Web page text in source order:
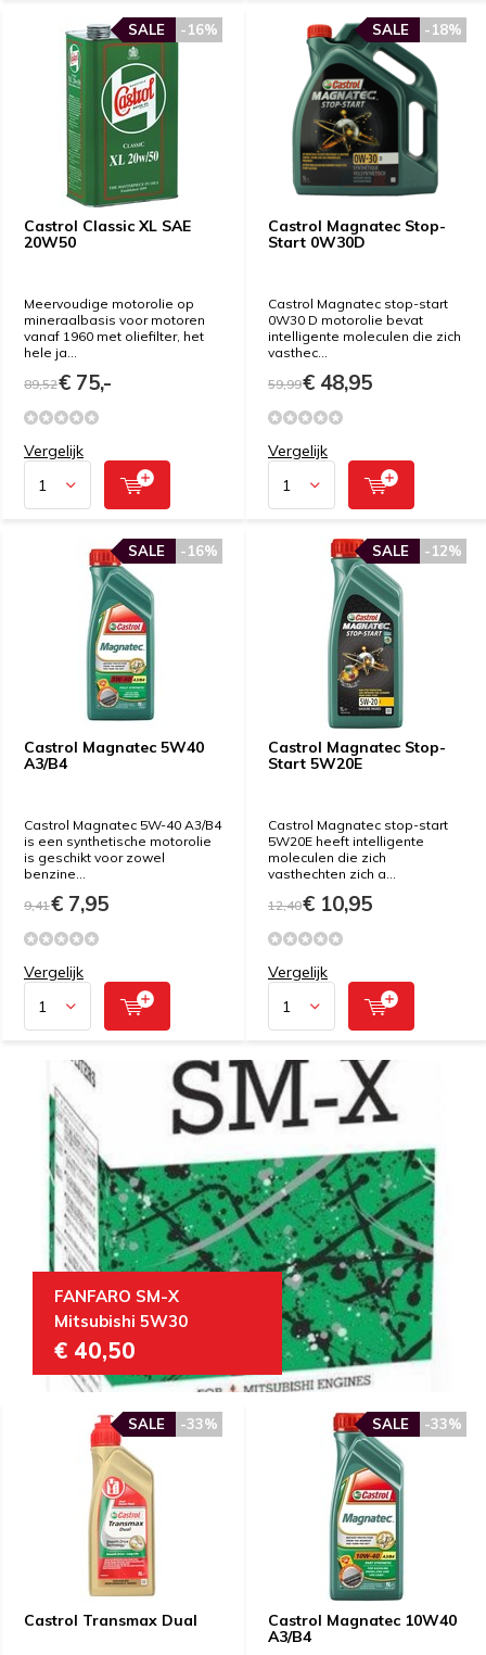
Castrol Classic XL SAE
20W50
-16%
SALE
Meervoudige motorolie op
mineraalbasis voor motoren
vanaf 1960 met oliefilter, het
hele ja...
89,52€ 75,-
Vergelijk
Castrol Magnatec Stop-
Start 0W30D
-18%
SALE
Castrol Magnatec stop-start
0W30 D motorolie bevat
intelligente moleculen die zich
vasthec...
59,99€ 48,95
Vergelijk
Castrol Magnatec 5W40
A3/B4
-16%
SALE
Castrol Magnatec 5W-40 A3/B4
is een synthetische motorolie
is geschikt voor zowel
benzine...
9,41€ 7,95
Vergelijk
Castrol Magnatec Stop-
Start 5W20E
-12%
SALE
Castrol Magnatec stop-start
5W20E heeft intelligente
moleculen die zich
vasthechten zich a...
12,40€ 10,95
Vergelijk
FANFARO SM-X
Mitsubishi 5W30
€ 40,50
Castrol Transmax Dual
-33%
SALE
Castrol Magnatec 10W40
A3/B4
-33%
SALE